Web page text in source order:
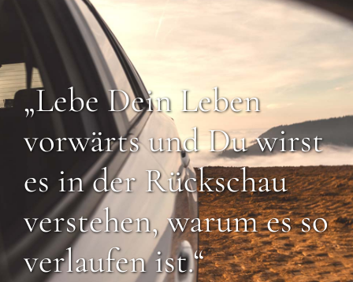
„Lebe Dein Leben
vorwärts und Du wirst
es in der Rückschau
verstehen, warum es so
verlaufen ist.“